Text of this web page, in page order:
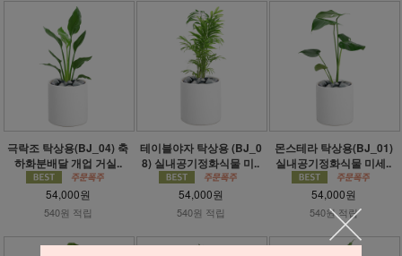
극락조 탁상용(BJ_04) 축
하화분배달 개업 거실..
54,000원
540원 적립
테이블야자 탁상용 (BJ_0
8) 실내공기정화식물 미..
54,000원
540원 적립
몬스테라 탁상용(BJ_01)
실내공기정화식물 미세..
54,000원
540원 적립